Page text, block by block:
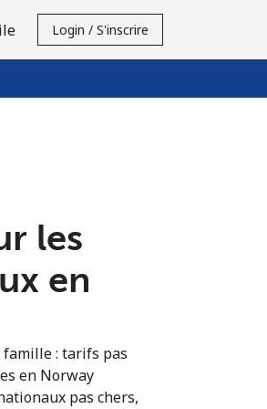
Login / S'inscrire
les
en
: tarifs pas
en Norway
pas chers,